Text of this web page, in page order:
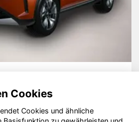
Cookies
Cookies und ähnliche